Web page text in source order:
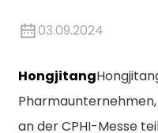
03.09.2024
Hongjitang
an der CPHI-Messe